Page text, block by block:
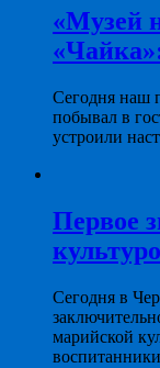
«Музей
Сегодня наш
побывал в
устроили
Первое
Сегодня в
марийской